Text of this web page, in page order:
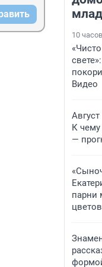
10 часов
Видео
К чему
—
парни
цветов